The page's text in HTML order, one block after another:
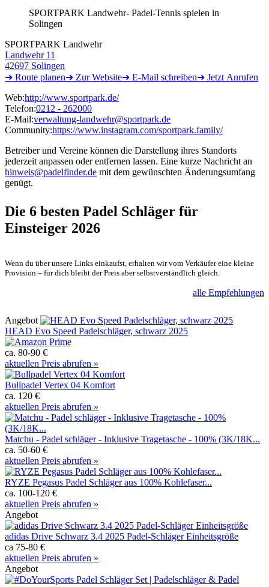
SPORTPARK Landwehr- Padel-Tennis spielen in
Solingen
SPORTPARK Landwehr
Landwehr 11
42697 Solingen
➜ Route planen➜ ZurWebsite➜ E-Mail schreiben➜ Jetzt Anrufen
Web:http://www.sportpark.de/
Telefon:0212 - 262000
E-Mail:verwaltung-landwehr@sportpark.de
Community:https://www.instagram.com/sportpark.family/
Betreiber und Vereine können die Darstellung ihres Standorts
jederzeit anpassen oder entfernen lassen. Eine kurze Nachricht an
hinweis@padelfinder.de mit dem gewünschten Änderungsumfang
genügt.
Die 6 besten Padel Schläger für
Einsteiger 2026
Wenn du über unsere Links einkaufst, erhalten wir vom Verkäufer eine kleine
Provision – für dich bleibt der Preis aber selbstverständlich gleich.
alle Empfehlungen
Angebot
HEAD Evo Speed Padelschläger, schwarz 2025
ca. 80-90 €
aktuellen Preis abrufen »
Bullpadel Vertex 04 Komfort
ca. 120 €
aktuellen Preis abrufen »
Matchu - Padel schläger - Inklusive Tragetasche - 100% (3K/18K...
ca. 50-60 €
aktuellen Preis abrufen »
RYZE Pegasus Padel Schläger aus 100% Kohlefaser...
ca. 100-120 €
aktuellen Preis abrufen »
Angebot
adidas Drive Schwarz 3.4 2025 Padel-Schläger Einheitsgröße
ca 75-80 €
aktuellen Preis abrufen »
Angebot